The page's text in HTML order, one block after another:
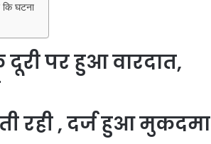
घटना
पर हुआ वारदात,
रही , दर्ज हुआ मुकदमा